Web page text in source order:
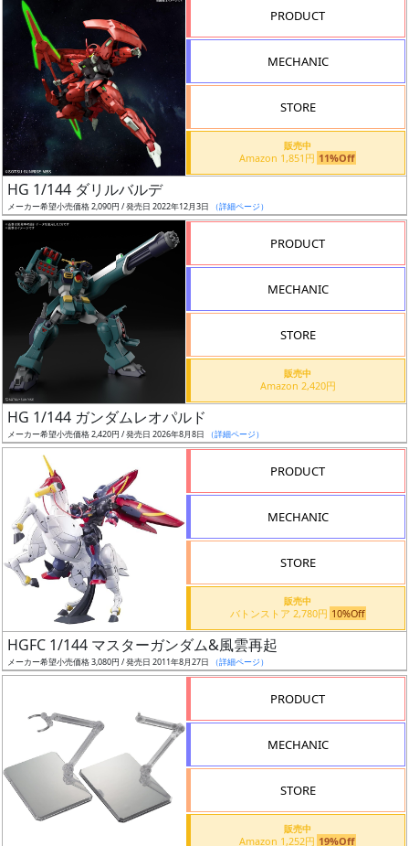
シ
リ
ー
ズ・
タ
状
況
売
む
開
始
抽
選
復
活
PRODUCT
MECHANIC
STORE
販売中
Amazon 1,851円 11%Off
HG 1/144 ダリルバルデ
メーカー希望小売価格 2,090円 / 発売日 2022年12月3日 （詳細ページ）
PRODUCT
MECHANIC
STORE
販売中
Amazon 2,420円
HG 1/144 ガンダムレオパルド
メーカー希望小売価格 2,420円 / 発売日 2026年8月8日 （詳細ページ）
PRODUCT
MECHANIC
STORE
販売中
バトンストア 2,780円 10%Off
HGFC 1/144 マスターガンダム&風雲再起
メーカー希望小売価格 3,080円 / 発売日 2011年8月27日 （詳細ページ）
PRODUCT
MECHANIC
STORE
販売中
Amazon 1,252円 19%Off